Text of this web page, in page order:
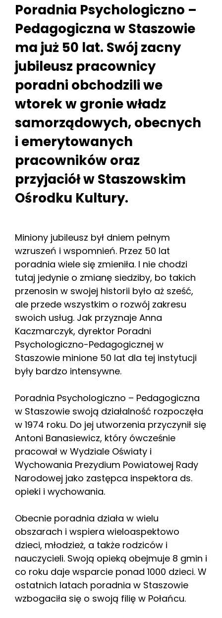
Poradnia Psychologiczno –
Pedagogiczna w Staszowie
ma już 50 lat. Swój zacny
jubileusz pracownicy
poradni obchodzili we
wtorek w gronie władz
samorządowych, obecnych
i emerytowanych
pracowników oraz
przyjaciół w Staszowskim
Ośrodku Kultury.
Miniony jubileusz był dniem pełnym
wzruszeń i wspomnień. Przez 50 lat
poradnia wiele się zmieniła. I nie chodzi
tutaj jedynie o zmianę siedziby, bo takich
przenosin w swojej historii było aż sześć,
ale przede wszystkim o rozwój zakresu
swoich usług. Jak przyznaje Anna
Kaczmarczyk, dyrektor Poradni
Psychologiczno-Pedagogicznej w
Staszowie minione 50 lat dla tej instytucji
były bardzo intensywne.
Poradnia Psychologiczno – Pedagogiczna
w Staszowie swoją działalność rozpoczęła
w 1974 roku. Do jej utworzenia przyczynił się
Antoni Banasiewicz, który ówcześnie
pracował w Wydziale Oświaty i
Wychowania Prezydium Powiatowej Rady
Narodowej jako zastępca inspektora ds.
opieki i wychowania.
Obecnie poradnia działa w wielu
obszarach i wspiera wieloaspektowo
dzieci, młodzież, a także rodziców i
nauczycieli. Swoją opieką obejmuje 8 gmin i
co roku daje wsparcie ponad 1000 dzieci. W
ostatnich latach poradnia w Staszowie
wzbogaciła się o swoją filię w Połańcu.